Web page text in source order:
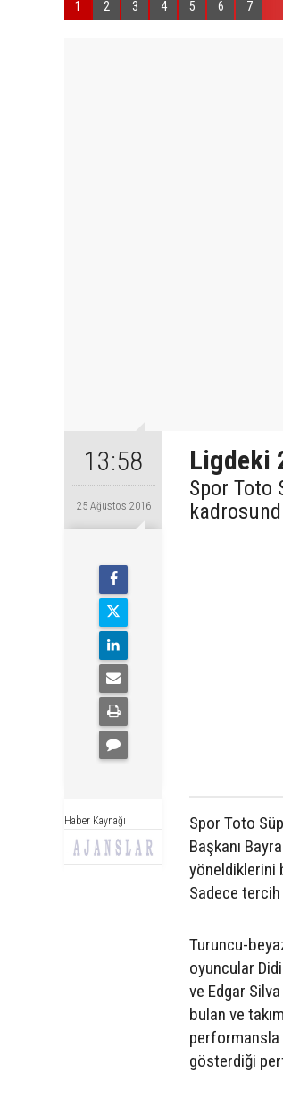
1 2 3 4 5 6 7
13:58
25 Ağustos 2016
Haber Kaynağı
Ligdeki
Spor Toto
Spor Toto
Başkanı
yöneldiklerini
Sadece
Turuncu-
oyuncular
ve Edgar
bulan ve
performansla
gösterdiği